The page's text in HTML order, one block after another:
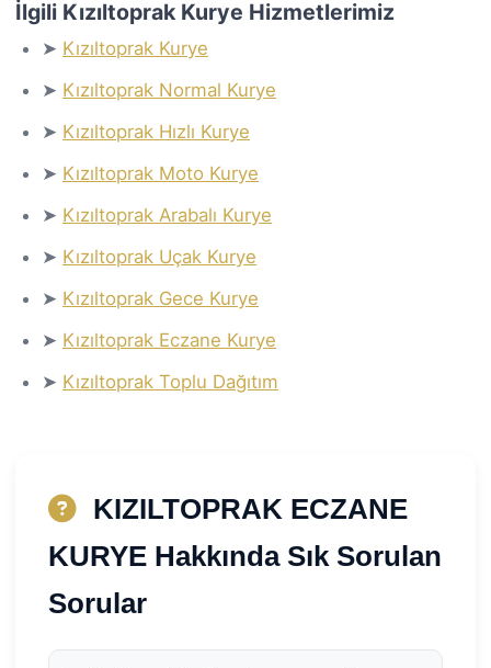
İlgili Kızıltoprak Kurye Hizmetlerimiz
➤ Kızıltoprak Kurye
➤ Kızıltoprak Normal Kurye
➤ Kızıltoprak Hızlı Kurye
➤ Kızıltoprak Moto Kurye
➤ Kızıltoprak Arabalı Kurye
➤ Kızıltoprak Uçak Kurye
➤ Kızıltoprak Gece Kurye
➤ Kızıltoprak Eczane Kurye
➤ Kızıltoprak Toplu Dağıtım
KIZILTOPRAK ECZANE
KURYE Hakkında Sık Sorulan
Sorular